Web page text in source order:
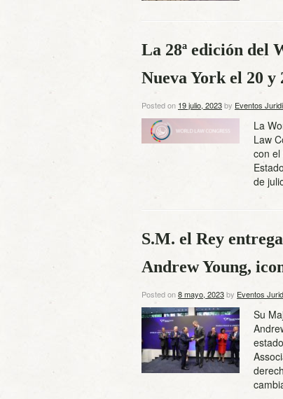
La 28ª edición del
Nueva York el 20 y
Posted on 19 julio, 2023by Eventos
La
Law
con
de
S.M. el Rey
Andrew Young,
Posted on8 mayo, 2023by Eventos
Su